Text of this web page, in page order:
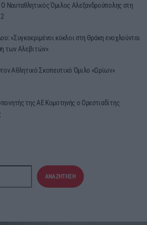
Ο Ναυταθλητικός Όμιλος Αλεξανδρούπολης στη
«Συγκεκριμένοι κύκλοι στη Θράκη ενοχλούνται
των Αλεβιτών»
Αθλητικό Σκοπευτικό Όμιλο «Ωρίων»
της ΑΕ Κομοτηνής ο Ορεστιαδίτης
ΑΝΑΖΉΤΗΣΗ